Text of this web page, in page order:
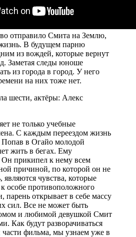
отправило Смита на Землю,
В будущем парню
из вождей, которые вернут
Заметая следы юноше
из города в город. У него
на них тоже нет.
шести, актёры: Алекс
не только учебные
С каждым переездом жизнь
Попав в Огайо молодой
жить в бегах. Ему
Он прикипел к нему всем
причиной, по которой он не
являются чувства, которые
особе противоположного
открывает в себе массу
сил. Все не может быть
и любимой девушкой Смит
Как будут разворачиваться
части фильма, мы узнаем уже в